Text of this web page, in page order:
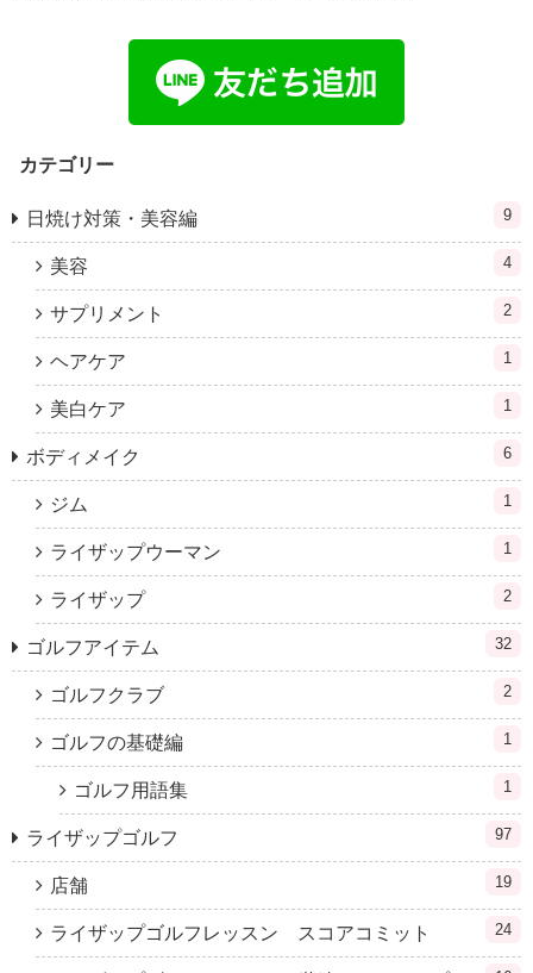
カテゴリー
日焼け対策・美容編 9
美容 4
サプリメント 2
ヘアケア 1
美白ケア 1
ボディメイク 6
ジム 1
ライザップウーマン 1
ライザップ 2
ゴルフアイテム 32
ゴルフクラブ 2
ゴルフの基礎編 1
ゴルフ用語集 1
ライザップゴルフ 97
店舗 19
ライザップゴルフレッスン スコアコミット 24